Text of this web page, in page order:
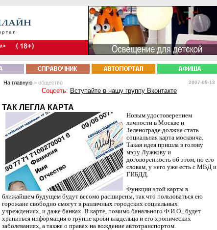
На главную > общество 2007-09-13
Соцсеть: Вступайте в нашу группу Вконтакте
ТАК ЛЕГЛА КАРТА
Новым удостоверением
личности в Москве и
Зеленограде должна стать
социальная карта москвича.
Такая идея пришла в голову
мэру Лужкову и
договоренность об этом, по его
словам, у него уже есть с МВД и
ГИБДД.
Функции этой карты в
ближайшем будущем будут весомо расширены, так что пользоваться ею
горожане свободно смогут в различных городских социальных
учреждениях, и даже банках. В карте, помимо банального Ф.И.О., будет
храниться информация о группе крови владельца и его хронических
заболеваниях, а также о правах на вождение автотранспортом.